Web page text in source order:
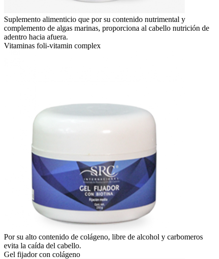
Suplemento alimenticio que por su contenido nutrimental y
complemento de algas marinas, proporciona al cabello nutrición de
adentro hacia afuera.
Vitaminas foli-vitamin complex
Por su alto contenido de colágeno, libre de alcohol y carbomeros
evita la caída del cabello.
Gel fijador con colágeno